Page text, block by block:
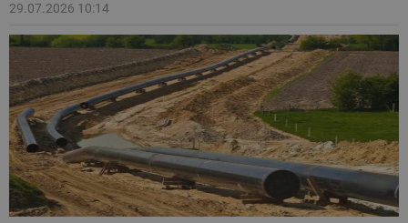
29.07.2026 10:14